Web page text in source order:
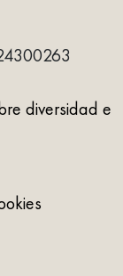
diversidad e